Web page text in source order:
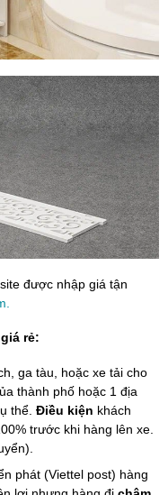
được nhập giá tận
rẻ:
ga tàu, hoặc xe tải cho
thành phố hoặc 1 địa
thể.Điều kiện khách
trước khi hàng lên xe.
phát (Viettel post) hàng